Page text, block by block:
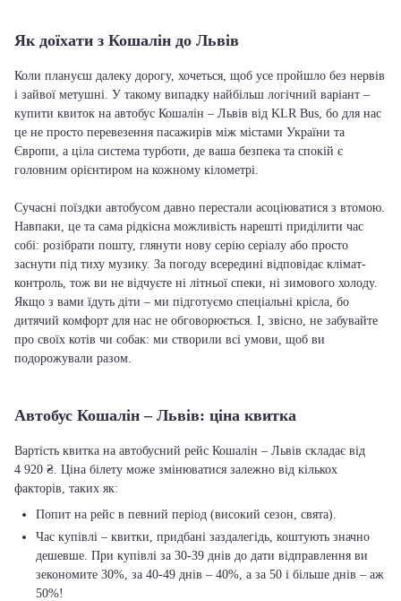
Як доїхати з Кошалін до Львів
Коли плануєш далеку дорогу, хочеться, щоб усе пройшло без нервів
і зайвої метушні. У такому випадку найбільш логічний варіант –
купити квиток на автобус Кошалін – Львів від KLR Bus, бо для нас
це не просто перевезення пасажирів між містами України та
Європи, а ціла система турботи, де ваша безпека та спокій є
головним орієнтиром на кожному кілометрі.
Сучасні поїздки автобусом давно перестали асоціюватися з втомою.
Навпаки, це та сама рідкісна можливість нарешті приділити час
собі: розібрати пошту, глянути нову серію серіалу або просто
заснути під тиху музику. За погоду всередині відповідає клімат-
контроль, тож ви не відчуєте ні літньої спеки, ні зимового холоду.
Якщо з вами їдуть діти – ми підготуємо спеціальні крісла, бо
дитячий комфорт для нас не обговорюється. І, звісно, не забувайте
про своїх котів чи собак: ми створили всі умови, щоб ви
подорожували разом.
Автобус Кошалін – Львів: ціна квитка
Вартість квитка на автобусний рейс Кошалін – Львів складає від
4 920 ₴. Ціна білету може змінюватися залежно від кількох
факторів, таких як:
Попит на рейс в певний період (високий сезон, свята).
Час купівлі – квитки, придбані заздалегідь, коштують значно
дешевше. При купівлі за 30-39 днів до дати відправлення ви
зекономите 30%, за 40-49 днів – 40%, а за 50 і більше днів – аж
50%!